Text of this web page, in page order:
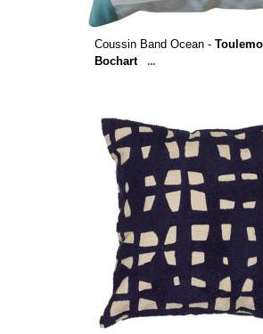
Coussin Band Ocean -
Bochart
...